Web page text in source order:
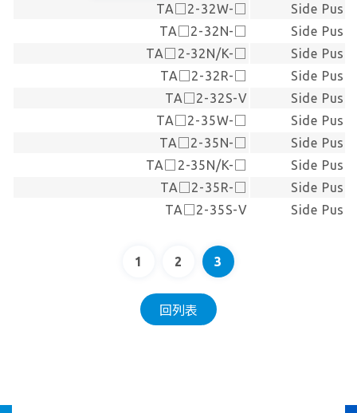
TA□2-32W-□
Side Push
TA□2-32N-□
Side Push
TA□2-32N/K-□
Side Push
TA□2-32R-□
Side Push
TA□2-32S-V
Side Push
TA□2-35W-□
Side Push
TA□2-35N-□
Side Push
TA□2-35N/K-□
Side Push
TA□2-35R-□
Side Push
TA□2-35S-V
Side Push
1 2 3
回列表